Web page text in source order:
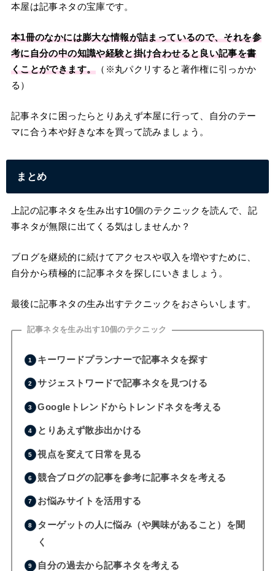
本屋は記事ネタの宝庫です。
本1冊のなかには膨大な情報が詰まっているので、それを参
考に自分の中の知識や経験と掛け合わせると良い記事を書
くことができます。 （※丸パクリすると著作権に引っかか
る）
記事ネタに困ったらとりあえず本屋に行って、自分のテー
マに合う本や好きな本を買って読みましょう。
まとめ
上記の記事ネタを生み出す10個のテクニックを読んで、記
事ネタが無限に出てくる気はしませんか？
ブログを継続的に続けてアクセスや収入を増やすために、
自分から積極的に記事ネタを探しにいきましょう。
最後に記事ネタの生み出すテクニックをおさらいします。
記事ネタを生み出す10個のテクニック
キーワードプランナーで記事ネタを探す
サジェストワードで記事ネタを見つける
Googleトレンドからトレンドネタを考える
とりあえず散歩出かける
視点を変えて日常を見る
競合ブログの記事を参考に記事ネタを考える
お悩みサイトを活用する
ターゲットの人に悩み（や興味があること）を聞
く
自分の過去から記事ネタを考える